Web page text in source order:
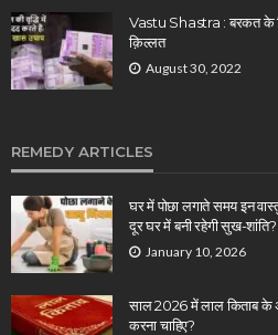
Vastu Shastra : बरकत के
क़िल्लत
August 30, 2022
REMEDY ARTICLES
घर में पोछा लगाते समय इन
दूर घर में बनी रहेगी सुख-शांति?
January 10, 2026
साल 2026 में लाल किताब के
करना चाहिए?